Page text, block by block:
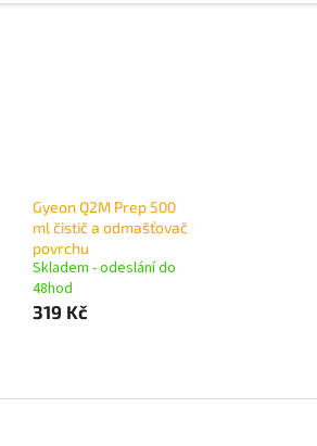
Gyeon Q2M Prep 500
ml čistič a odmašťovač
povrchu
Skladem - odeslání do
48hod
319 Kč